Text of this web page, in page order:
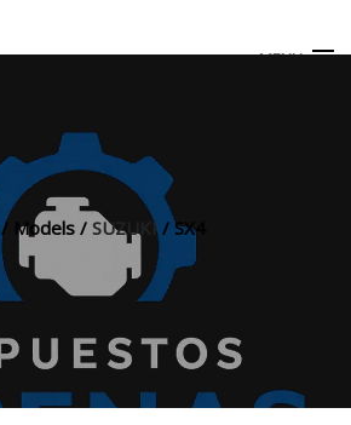
MENU
/ Models / SUZUKI/ SX4